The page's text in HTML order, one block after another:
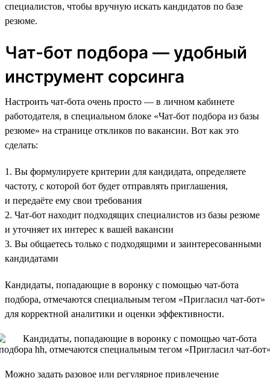
специалистов, чтобы вручную искать кандидатов по базе
резюме.
Чат-бот подбора — удобный
инструмент сорсинга
Настроить чат-бота очень просто — в личном кабинете
работодателя, в специальном блоке «Чат-бот подбора из базы
резюме» на странице откликов по вакансии. Вот как это
сделать:
1. Вы формулируете критерии для кандидата, определяете
частоту, с которой бот будет отправлять приглашения,
и передаёте ему свои требования
2. Чат-бот находит подходящих специалистов из базы резюме
и уточняет их интерес к вашей вакансии
3. Вы общаетесь только с подходящими и заинтересованными
кандидатами
Кандидаты, попадающие в воронку с помощью чат-бота
подбора, отмечаются специальным тегом «Пригласил чат-бот»
для корректной аналитики и оценки эффективности.
Можно задать разовое или регулярное привлечение